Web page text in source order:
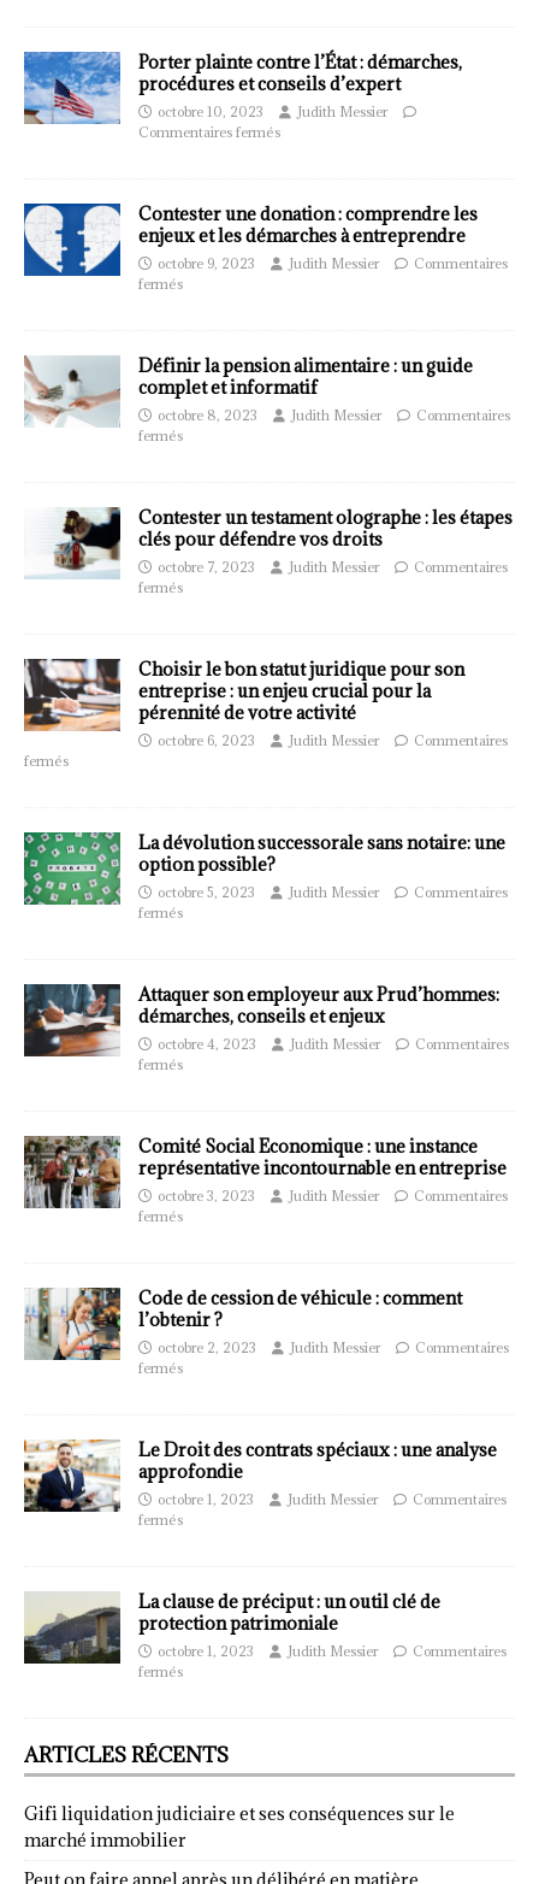
Porter plainte contre l’État : démarches,
procédures et conseils d’expert
octobre 10, 2023
Judith Messier
Commentaires fermés
Contester une donation : comprendre les
enjeux et les démarches à entreprendre
octobre 9, 2023 Judith Messier
Commentaires
fermés
Définir la pension alimentaire : un guide
complet et informatif
octobre 8, 2023 Judith Messier
Commentaires
fermés
Contester un testament olographe : les étapes
clés pour défendre vos droits
octobre 7, 2023 Judith Messier
Commentaires
fermés
Choisir le bon statut juridique pour son
entreprise : un enjeu crucial pour la
pérennité de votre activité
octobre 6, 2023 Judith Messier
Commentaires
fermés
La dévolution successorale sans notaire: une
option possible?
octobre 5, 2023 Judith Messier
Commentaires
fermés
Attaquer son employeur aux Prud’hommes:
démarches, conseils et enjeux
octobre 4, 2023 Judith Messier
Commentaires
fermés
Comité Social Economique : une instance
représentative incontournable en entreprise
octobre 3, 2023 Judith Messier
Commentaires
fermés
Code de cession de véhicule : comment
l’obtenir ?
octobre 2, 2023 Judith Messier
Commentaires
fermés
Le Droit des contrats spéciaux : une analyse
approfondie
octobre 1, 2023 Judith Messier
Commentaires
fermés
La clause de préciput : un outil clé de
protection patrimoniale
octobre 1, 2023 Judith Messier
Commentaires
fermés
ARTICLES RÉCENTS
Gifi liquidation judiciaire et ses conséquences sur le
marché immobilier